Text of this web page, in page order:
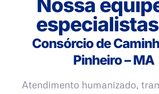
Nossa
Consórcio de
Pinheiro – MA
Atendimento humanizado,